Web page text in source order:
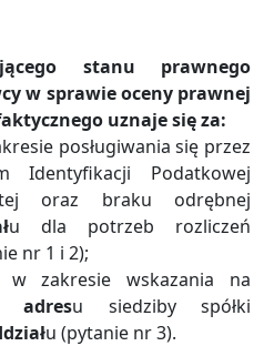
stanu prawnego
w sprawie oceny prawnej
uznaje się za:
posługiwania się przez
Identyfikacji Podatkowej
oraz braku odrębnej
u dla potrzeb rozliczeń
nr 1 i 2);
zakresie wskazania na
adresu siedziby spółki
u (pytanie nr 3).